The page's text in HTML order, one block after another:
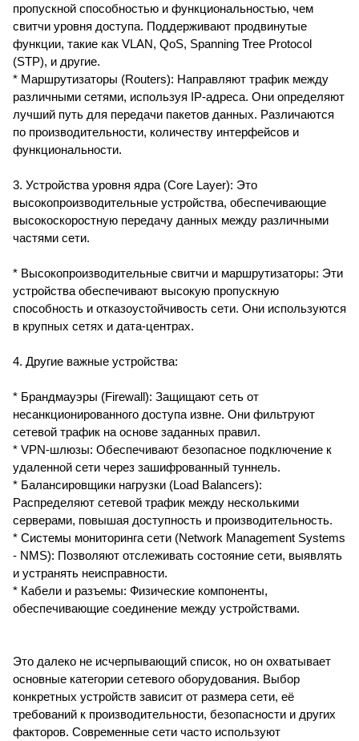
пропускной способностью и функциональностью, чем
свитчи уровня доступа. Поддерживают продвинутые
функции, такие как VLAN, QoS, Spanning Tree Protocol
(STP), и другие.
* Маршрутизаторы (Routers): Направляют трафик между
различными сетями, используя IP-адреса. Они определяют
лучший путь для передачи пакетов данных. Различаются
по производительности, количеству интерфейсов и
функциональности.
3. Устройства уровня ядра (Core Layer): Это
высокопроизводительные устройства, обеспечивающие
высокоскоростную передачу данных между различными
частями сети.
* Высокопроизводительные свитчи и маршрутизаторы: Эти
устройства обеспечивают высокую пропускную
способность и отказоустойчивость сети. Они используются
в крупных сетях и дата-центрах.
4. Другие важные устройства:
* Брандмауэры (Firewall): Защищают сеть от
несанкционированного доступа извне. Они фильтруют
сетевой трафик на основе заданных правил.
* VPN-шлюзы: Обеспечивают безопасное подключение к
удаленной сети через зашифрованный туннель.
* Балансировщики нагрузки (Load Balancers):
Распределяют сетевой трафик между несколькими
серверами, повышая доступность и производительность.
* Системы мониторинга сети (Network Management Systems
- NMS): Позволяют отслеживать состояние сети, выявлять
и устранять неисправности.
* Кабели и разъемы: Физические компоненты,
обеспечивающие соединение между устройствами.
Это далеко не исчерпывающий список, но он охватывает
основные категории сетевого оборудования. Выбор
конкретных устройств зависит от размера сети, её
требований к производительности, безопасности и других
факторов. Современные сети часто используют